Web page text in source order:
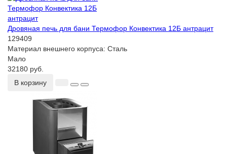
Дровяная печь для бани Термофор Конвектика 12Б антрацит
129409
Материал внешнего корпуса: Сталь
Мало
32180 руб.
В корзину